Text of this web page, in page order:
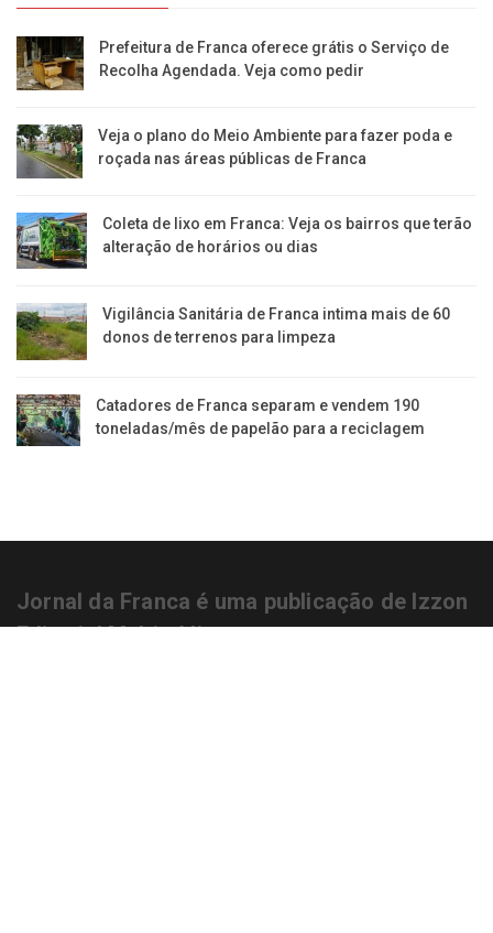
Prefeitura de Franca oferece grátis o Serviço de
Recolha Agendada. Veja como pedir
Veja o plano do Meio Ambiente para fazer poda e
roçada nas áreas públicas de Franca
Coleta de lixo em Franca: Veja os bairros que terão
alteração de horários ou dias
Vigilância Sanitária de Franca intima mais de 60
donos de terrenos para limpeza
Catadores de Franca separam e vendem 190
toneladas/mês de papelão para a reciclagem
Jornal da Franca é uma publicação de Izzon
Editorial Multimídia